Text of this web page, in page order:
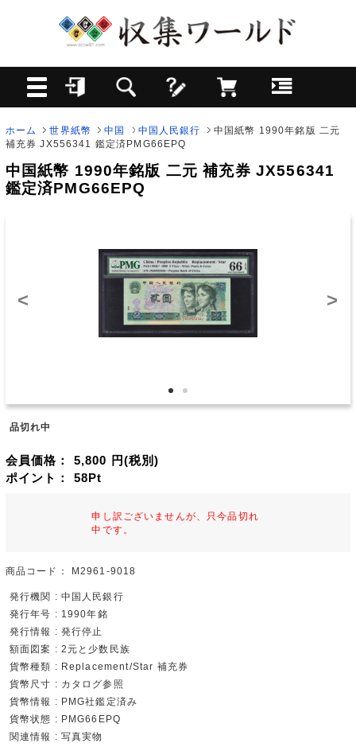
ホーム 世界紙幣 中国 中国人民銀行
中国紙幣 1990年銘版 二元
補充券 JX556341 鑑定済PMG66EPQ
中国紙幣 1990年銘版 二元 補充券 JX556341
鑑定済PMG66EPQ
< >
品切れ中
会員価格： 5,800 円(税別)
ポイント： 58Pt
申し訳ございませんが、只今品切れ
中です。
商品コード： M2961-9018
発行機関 : 中国人民銀行
発行年号 : 1990年銘
発行情報 : 発行停止
額面図案 : 2元と少数民族
貨幣種類 : Replacement/Star 補充券
貨幣尺寸 : カタログ参照
貨幣情報 : PMG社鑑定済み
貨幣状態 : PMG66EPQ
関連情報 : 写真実物